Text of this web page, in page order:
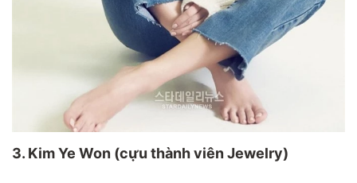
3. Kim Ye Won (cựu thành viên Jewelry)